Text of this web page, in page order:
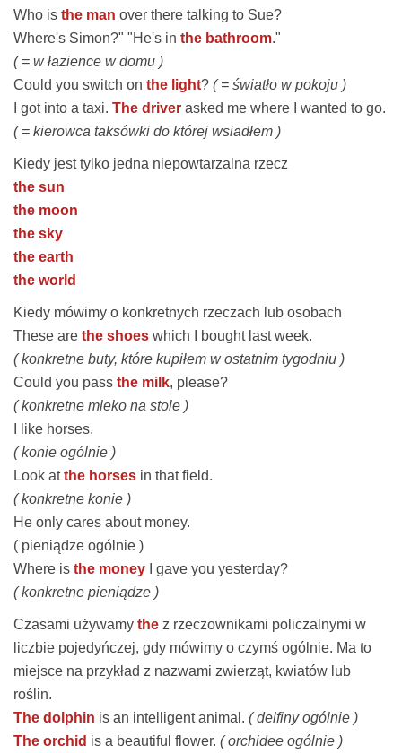
Who is the man over there talking to Sue?
Where's Simon?" "He's in the bathroom."
( = w łazience w domu )
Could you switch on the light? ( = światło w pokoju )
I got into a taxi. The driver asked me where I wanted to go.
( = kierowca taksówki do której wsiadłem )
Kiedy jest tylko jedna niepowtarzalna rzecz
the sun
the moon
the sky
the earth
the world
Kiedy mówimy o konkretnych rzeczach lub osobach
These are the shoes which I bought last week.
( konkretne buty, które kupiłem w ostatnim tygodniu )
Could you pass the milk, please?
( konkretne mleko na stole )
I like horses.
( konie ogólnie )
Look atthe horses in that field.
( konkretne konie )
He only cares about money.
( pieniądze ogólnie )
Where is the money I gave you yesterday?
( konkretne pieniądze )
Czasami używamy the z rzeczownikami policzalnymi w
liczbie pojedyńczej, gdy mówimy o czymś ogólnie. Ma to
miejsce na przykład z nazwami zwierząt, kwiatów lub
roślin.
The dolphin is an intelligent animal. ( delfiny ogólnie )
The orchid is a beautiful flower. ( orchidee ogólnie )